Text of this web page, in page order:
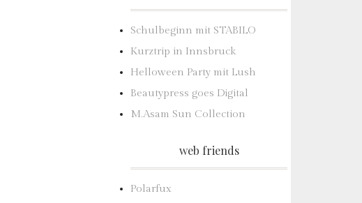
Schulbeginn mit STABILO
Kurztrip in Innsbruck
Helloween Party mit Lush
Beautypress goes Digital
M.Asam Sun Collection
web friends
Polarfux